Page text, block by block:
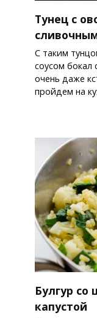
Тунец с
С таким
соусом бокал
очень даже
пройдем на
Булгур
капустой